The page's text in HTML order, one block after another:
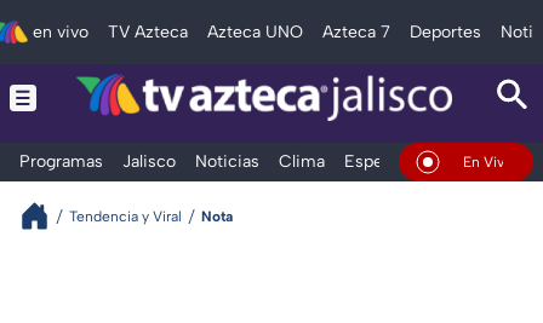
en vivo TV Azteca Azteca UNO Azteca 7 Deportes
Programas Jalisco Noticias Clima Espectáculos Deportes
En Vivo
Tendencia y Viral Nota